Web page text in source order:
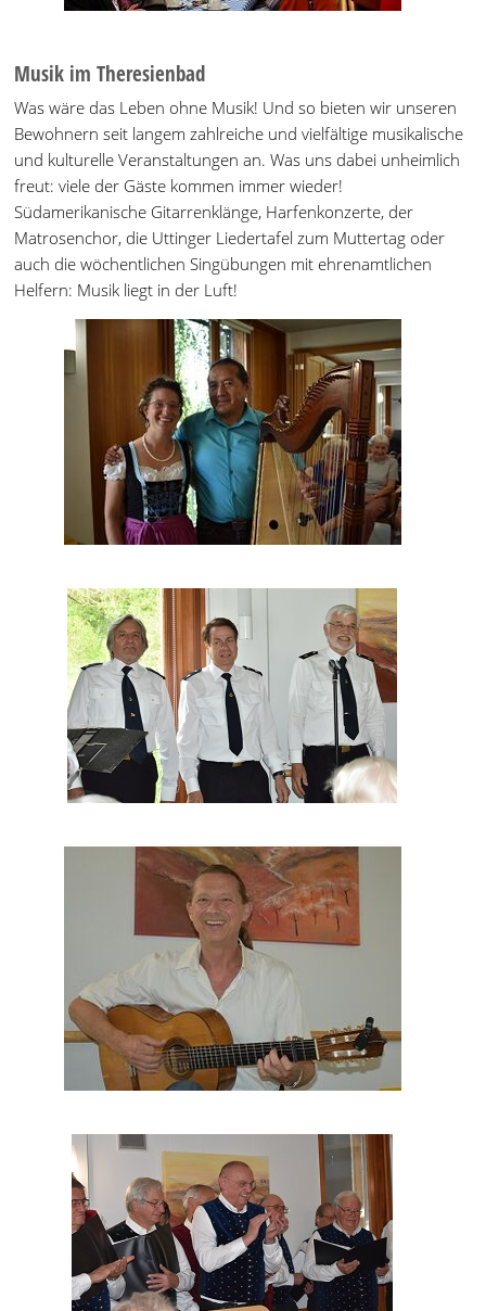
Musik im Theresienbad
Was wäre das Leben ohne Musik! Und so bieten wir unseren
Bewohnern seit langem zahlreiche und vielfältige musikalische
und kulturelle Veranstaltungen an. Was uns dabei unheimlich
freut: viele der Gäste kommen immer wieder!
Südamerikanische Gitarrenklänge, Harfenkonzerte, der
Matrosenchor, die Uttinger Liedertafel zum Muttertag oder
auch die wöchentlichen Singübungen mit ehrenamtlichen
Helfern: Musik liegt in der Luft!